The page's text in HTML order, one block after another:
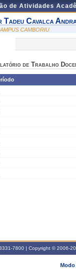
de Atividades
Cavalca
CAMBORIU
de Trabalho
7800 | Copyright © 2006-
Modo